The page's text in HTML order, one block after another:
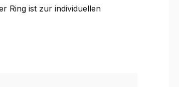
Ring ist zur individuellen